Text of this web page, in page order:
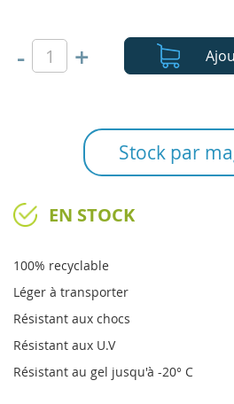
- +
Stock par
EN STOCK
100% recyclable
Léger à transporter
Résistant aux chocs
Résistant aux U.V
Résistant au gel jusqu'à -20° C